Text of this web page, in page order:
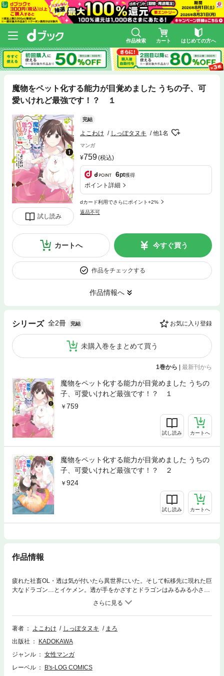
作品検索 カート はじめての方へ
魔物をペット化する能力が目覚めました うちの子、可
愛いけれど最強です！？ １
試し読み
完結
よこわけ しっぽタヌキ 他1名
マンガ
759(税込)
6pt獲得
ポイント詳細
dカード利用でさらにポイント+2%
返品不可
カートへ 今すぐ買う
作品をチェックする
作品情報へ
シリーズ 全2冊 完結 お気に入り登録
未購入巻をまとめて買う
1巻から | 最新刊から
魔物をペット化する能力が目覚めました うちの
子、可愛いけれど最強です！？ １
759
試し読み カートへ
魔物をペット化する能力が目覚めました うちの
子、可愛いけれど最強です！？ ２
924
試し読み カートへ
作品情報
疲れた社畜OL・透は気が付いたら異世界にいた。そして転移先に現れた巨
大なドラゴン…とイケメン。透が手をかざすとドラゴンはみるみる小さく
なり、可愛い姿に！？イケメンこと、騎士団長のザイラードに「救国の聖
女」として歓迎されたが、すでに別の聖女が現れていて、騎士団は大盛り
上がり。そこへ現れたのは巨大なシルバーフェンリル……！透が手をかざ
すとそこにいたのは―――？
著者 よこわけ しっぽタヌキ
まろ
出版社
KADOKAWA
ジャンル
女性マンガ
レーベル
B's-LOG COMICS